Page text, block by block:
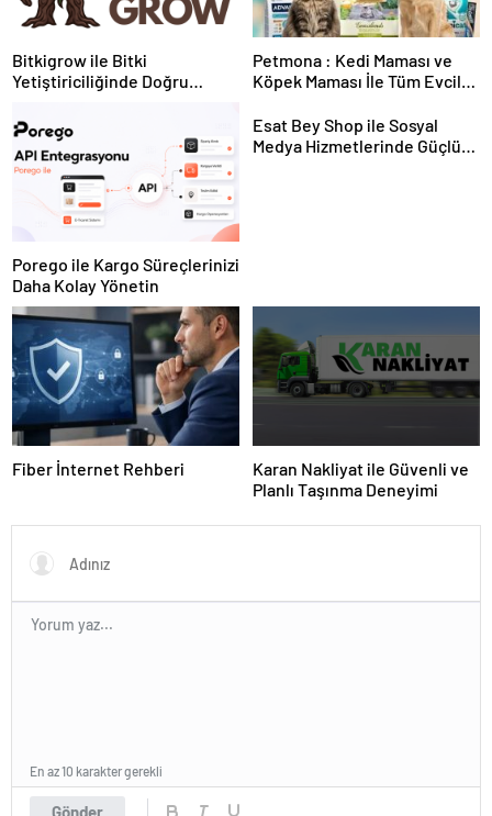
Bitkigrow ile Bitki
Yetiştiriciliğinde Doğru
Petmona : Kedi Maması ve
Köpek Maması İle Tüm Evcil
Porego ile Kargo Süreçlerinizi
Daha Kolay Yönetin
Esat Bey Shop ile Sosyal
Medya Hizmetlerinde Güçlü
Fiber İnternet Rehberi
Karan Nakliyat ile Güvenli ve
Planlı Taşınma Deneyimi
Gönder
En az 10 karakter gerekli